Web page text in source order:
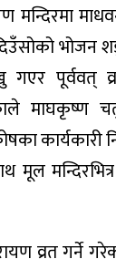
मन्दिरमा
भोजन
पूर्ववत्
माघकृष्ण
कार्यकारी
व्रत गर्ने